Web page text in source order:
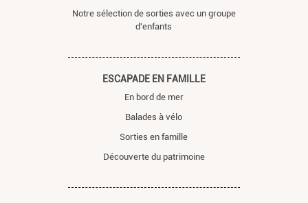
Notre sélection de sorties avec un groupe
d'enfants
ESCAPADE EN FAMILLE
En bord de mer
Balades à vélo
Sorties en famille
Découverte du patrimoine